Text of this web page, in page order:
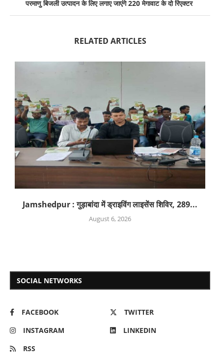
परमाणु बिजली उत्पादन के लिए लगाए जाएंगे 220 मेगावाट के दो रिएक्टर
RELATED ARTICLES
Jamshedpur : गुड़ाबांदा में ड्राइविंग लाइसेंस शिविर, 289...
August 6, 2026
SOCIAL NETWORKS
FACEBOOK
TWITTER
INSTAGRAM
LINKEDIN
RSS